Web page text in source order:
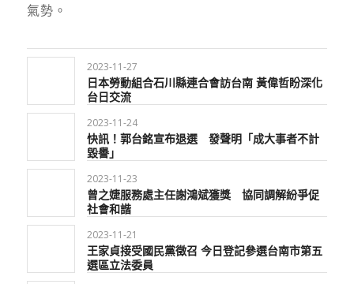
氣勢。
2023-11-27
日本勞動組合石川縣連合會訪台南 黃偉哲盼深化
台日交流
2023-11-24
快訊！郭台銘宣布退選 發聲明「成大事者不計
毀譽」
2023-11-23
曾之婕服務處主任謝鴻斌獲獎 協同調解紛爭促
社會和諧
2023-11-21
王家貞接受國民黨徵召 今日登記參選台南市第五
選區立法委員